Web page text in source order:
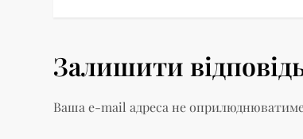
і
г
Залишити
Ваша e-mail адреса не